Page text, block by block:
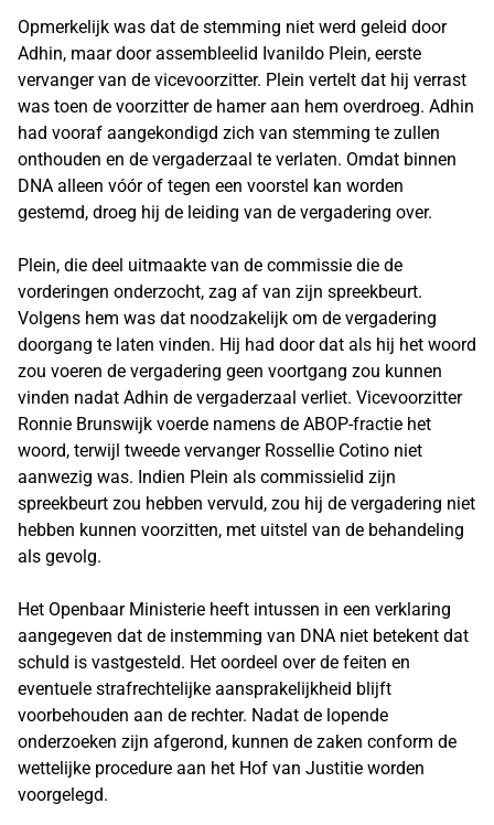
Opmerkelijk was dat de stemming niet werd geleid door
Adhin, maar door assembleelid Ivanildo Plein, eerste
vervanger van de vicevoorzitter. Plein vertelt dat hij verrast
was toen de voorzitter de hamer aan hem overdroeg. Adhin
had vooraf aangekondigd zich van stemming te zullen
onthouden en de vergaderzaal te verlaten. Omdat binnen
DNA alleen vóór of tegen een voorstel kan worden
gestemd, droeg hij de leiding van de vergadering over.
Plein, die deel uitmaakte van de commissie die de
vorderingen onderzocht, zag af van zijn spreekbeurt.
Volgens hem was dat noodzakelijk om de vergadering
doorgang te laten vinden. Hij had door dat als hij het woord
zou voeren de vergadering geen voortgang zou kunnen
vinden nadat Adhin de vergaderzaal verliet. Vicevoorzitter
Ronnie Brunswijk voerde namens de ABOP-fractie het
woord, terwijl tweede vervanger Rossellie Cotino niet
aanwezig was. Indien Plein als commissielid zijn
spreekbeurt zou hebben vervuld, zou hij de vergadering niet
hebben kunnen voorzitten, met uitstel van de behandeling
als gevolg.
Het Openbaar Ministerie heeft intussen in een verklaring
aangegeven dat de instemming van DNA niet betekent dat
schuld is vastgesteld. Het oordeel over de feiten en
eventuele strafrechtelijke aansprakelijkheid blijft
voorbehouden aan de rechter. Nadat de lopende
onderzoeken zijn afgerond, kunnen de zaken conform de
wettelijke procedure aan het Hof van Justitie worden
voorgelegd.